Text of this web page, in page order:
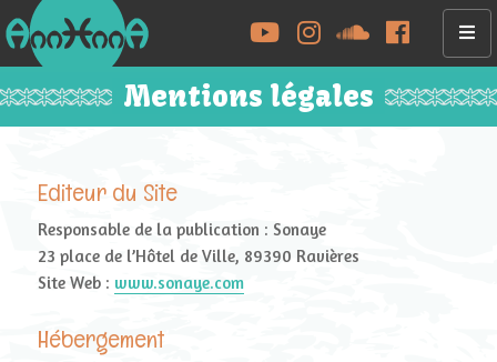
YouTubeInstagramSoundcloud
Facebook
MENU
Mentions légales
Editeur du Site
Responsable de la publication : Sonaye
23 place de l’Hôtel de Ville, 89390 Ravières
Site Web : www.sonaye.com
Hébergement